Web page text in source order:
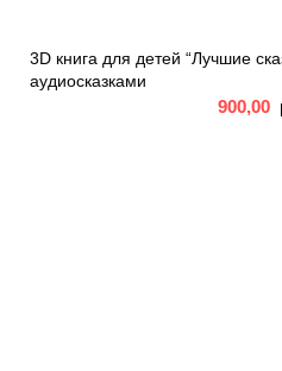
3D книга для детей “Лучшие
аудиосказками
900,00